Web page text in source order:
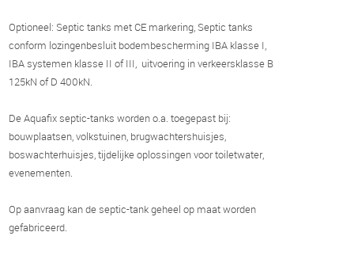
Optioneel: Septic tanks met CE markering, Septic tanks
conform lozingenbesluit bodembescherming IBA klasse I,
IBA systemen klasse II of III, uitvoering in verkeersklasse B
125kN of D 400kN.
De Aquafix septic-tanks worden o.a. toegepast bij:
bouwplaatsen, volkstuinen, brugwachtershuisjes,
boswachterhuisjes, tijdelijke oplossingen voor toiletwater,
evenementen.
Op aanvraag kan de septic-tank geheel op maat worden
gefabriceerd.